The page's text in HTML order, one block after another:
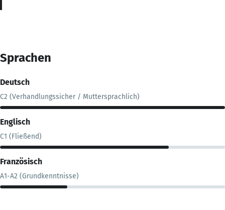
Sprachen
Deutsch
C2 (Verhandlungssicher / Muttersprachlich)
Englisch
C1 (Fließend)
Französisch
A1-A2 (Grundkenntnisse)